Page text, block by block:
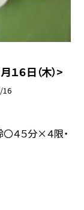
６日（木）>
16
〇４５分×４限・